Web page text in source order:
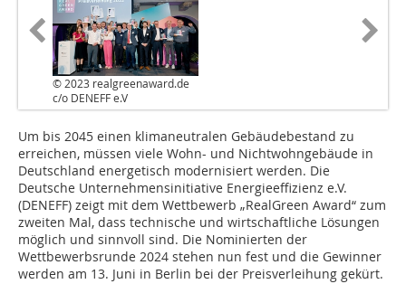
© 2023 realgreenaward.de
c/o DENEFF e.V
Um bis 2045 einen klimaneutralen Gebäudebestand zu
erreichen, müssen viele Wohn- und Nichtwohngebäude in
Deutschland energetisch modernisiert werden. Die
Deutsche Unternehmensinitiative Energieeffizienz e.V.
(DENEFF) zeigt mit dem Wettbewerb „RealGreen Award“ zum
zweiten Mal, dass technische und wirtschaftliche Lösungen
möglich und sinnvoll sind. Die Nominierten der
Wettbewerbsrunde 2024 stehen nun fest und die Gewinner
werden am 13. Juni in Berlin bei der Preisverleihung gekürt.